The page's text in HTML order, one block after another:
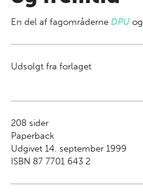
En del af fagområderne DPUog
Udsolgt fra forlaget
208 sider
Paperback
Udgivet 14. september 1999
ISBN 87 7701 643 2